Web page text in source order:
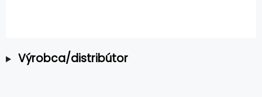
Výrobca/distribútor